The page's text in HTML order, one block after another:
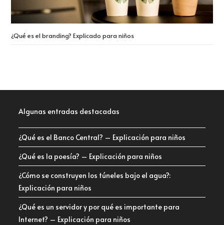
¿Qué es el branding? Explicado para niños
Algunas entradas destacadas
¿Qué es el Banco Central? – Explicación para niños
¿Qué es la poesía? – Explicación para niños
¿Cómo se construyen los túneles bajo el agua?:
Explicación para niños
¿Qué es un servidor y por qué es importante para
Internet? – Explicación para niños